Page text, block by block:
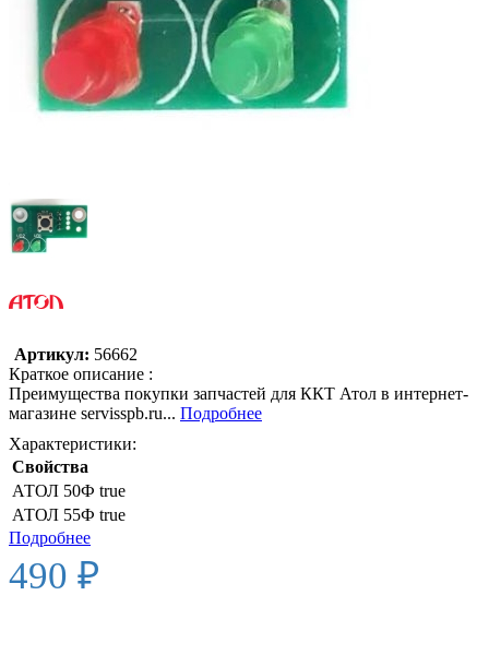
Артикул: 56662
Краткое описание :
Преимущества покупки запчастей для ККТ Атол в интернет-
магазине servisspb.ru... Подробнее
Характеристики:
Свойства
АТОЛ 50Ф true
АТОЛ 55Ф true
Подробнее
490 ₽